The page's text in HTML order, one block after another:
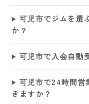
可児市でジムを選
か？
可児市で入会自動
可児市で24時間営
きますか？